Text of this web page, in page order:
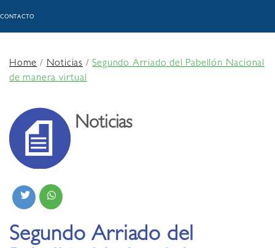
CONTACTO
Home/Noticias /Segundo Arriado del Pabellón Nacional
de manera virtual
Noticias
Segundo Arriado del